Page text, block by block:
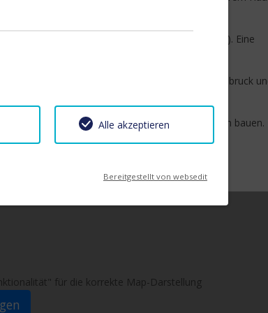
ist nur einen Spaziergang entfernt (1 km). Eine
ihr bequem von uns.
und die bezaubernden Altstädte von Innsbruck
Lizum und zum Stubaier Gletscher.
herumtollen oder spannende Schneeburgen bauen.
wir euch einen Grill zur Verfügung.
für die korrekte Map-Darstellung
Alle akzeptieren
Bereitgestellt von websedit